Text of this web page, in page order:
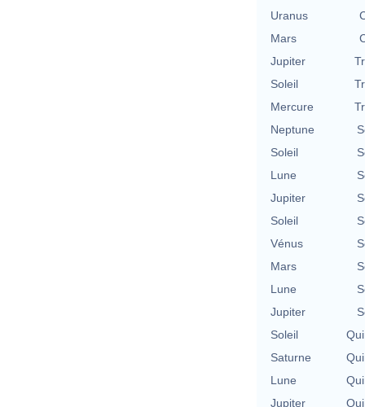
Uranus
Mars
Jupiter
Soleil
Mercure
Neptune
Soleil
Lune
Jupiter
Soleil
Vénus
Mars
Lune
Jupiter
Soleil
Saturne
Lune
Jupiter